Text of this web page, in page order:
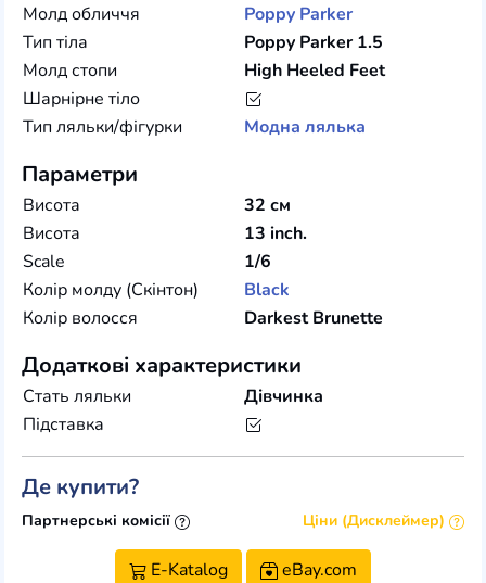
Молд обличчя
Poppy Parker
Тип тіла
Poppy Parker 1.5
Молд стопи
High Heeled Feet
Шарнірне тіло
Тип ляльки/фігурки
Модна лялька
Параметри
Висота
32 см
Висота
13 inch.
Scale
1/6
Колір молду (Скінтон)
Black
Колір волосся
Darkest Brunette
Додаткові характеристики
Стать ляльки
Дівчинка
Підставка
Де купити?
Партнерські комісії Ціни (Дисклеймер)
E-Katalog eBay.com